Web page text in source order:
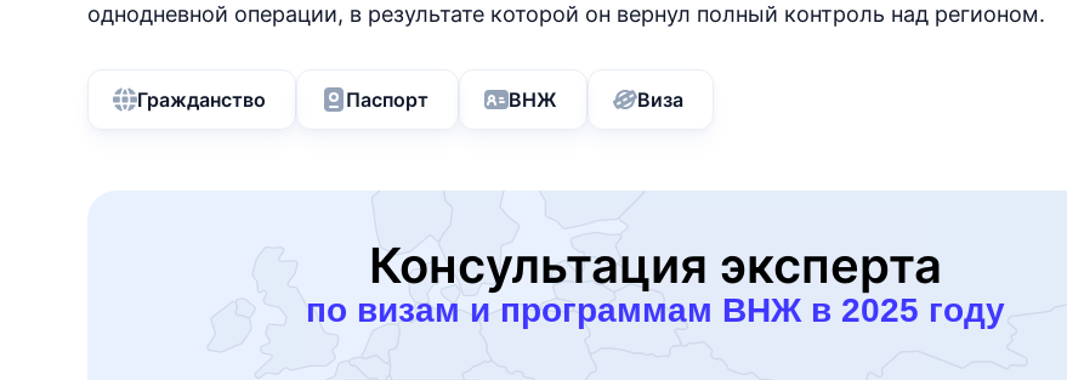
однодневной операции, в результате которой он вернул полный контроль над регионом.
Гражданство Паспорт ВНЖ Виза
Консультация эксперта
по визам и программам ВНЖ в 2025 году